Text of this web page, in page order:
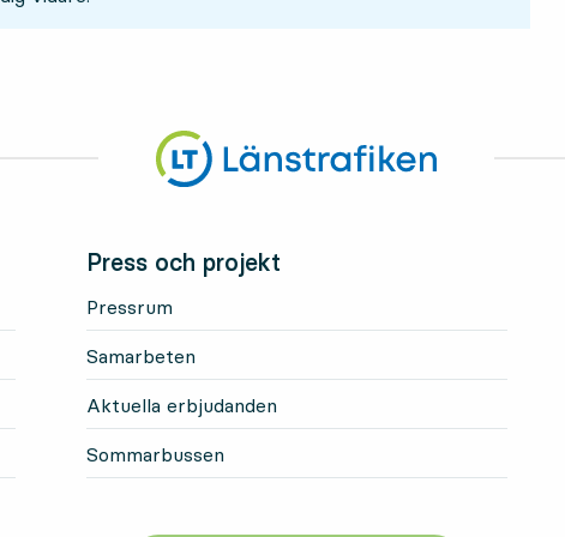
Press och projekt
Pressrum
Samarbeten
Aktuella erbjudanden
Sommarbussen